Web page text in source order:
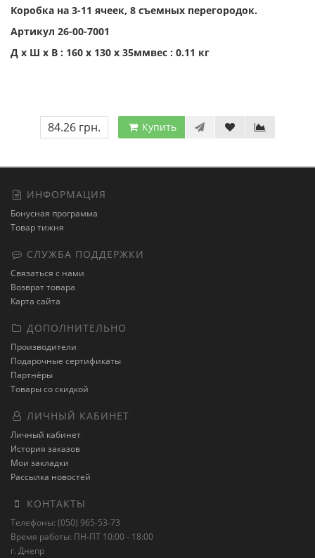
Коробка на 3-11 ячеек, 8 съемных перегородок.
Артикул 26-00-7001
Д x Ш x В : 160 x 130 x 35ммвес : 0.11 кг
84.26 грн. Купить
ИНФОРМАЦИЯ
Бонусная программа
Товар тижня
СЛУЖБА ПОДДЕРЖКИ
Связаться с нами
Возврат товара
Карта сайта
ДОПОЛНИТЕЛЬНО
Производители
Подарочные сертификаты
Партнёры
Товары со скидкой
ЛИЧНЫЙ КАБИНЕТ
Личный кабинет
История заказов
Мои закладки
Рассылка новостей
КОНТАКТЫ
Телефоны: (050) 965-53-73
Время работы: ПН-ПТ 10:00 - 18:00
г. Днепр